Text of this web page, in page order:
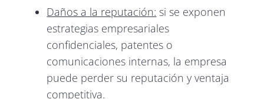
Daños a la reputación: si se exponen
estrategias empresariales
confidenciales, patentes o
comunicaciones internas, la empresa
puede perder su reputación y ventaja
competitiva.